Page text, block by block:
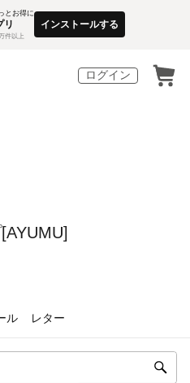
とお得に
リ
件以上
インストールする
ログイン
ル レター